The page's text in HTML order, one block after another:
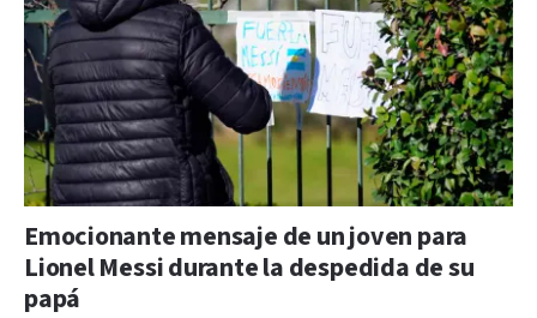
Emocionante mensaje de un joven para
Lionel Messi durante la despedida de su
papá